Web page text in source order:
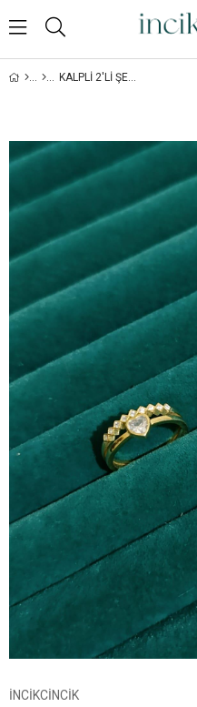
KALPLI 2'LI ŞERIT YÜZÜK - 925 AYAR GÜMÜŞ
İNCİKCİNCİK